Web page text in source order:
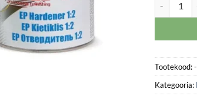
Tootekood:-
Kategooria: